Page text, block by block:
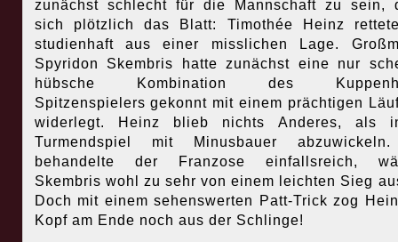
zunächst schlecht für die Mannschaft zu sein,
sich plötzlich das Blatt: Timothée Heinz
studienhaft aus einer misslichen Lage.
Spyridon Skembris hatte zunächst eine nur
hübsche Kombination des
Spitzenspielers gekonnt mit einem prächtigen
widerlegt.
Heinz blieb nichts Anderes, als
Turmendspiel mit Minusbauer
behandelte der Franzose einfallsreich,
Skembris wohl zu sehr von einem leichten Sieg
Doch mit einem sehenswerten Patt-Trick zog
Kopf am Ende noch aus der Schlinge!